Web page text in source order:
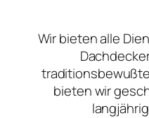
Wir bieten alle
bieten wir